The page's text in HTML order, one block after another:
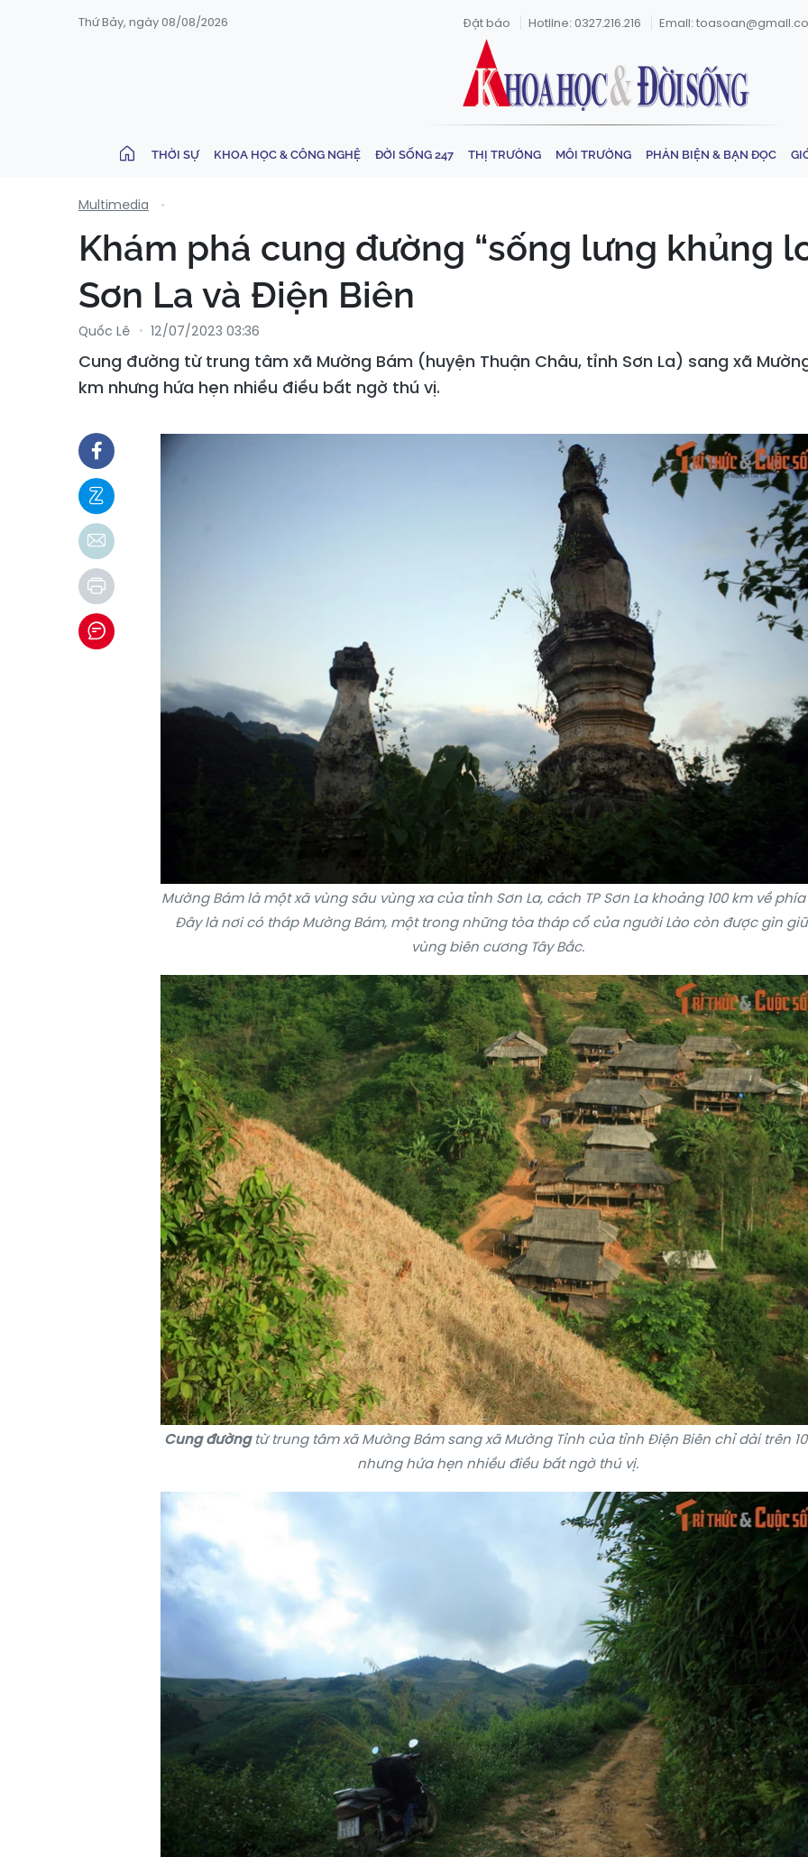
Thứ Bảy, ngày 08/08/2026 Đặt báo Hotline: 0327.216.216 Email:
THỜI SỰ KHOA HỌC & CÔNG NGHỆ ĐỜI SỐNG 247 THỊ TRƯỜNG MÔI TRƯỜNG PHẢN BIỆN & BẠN ĐỌC
Multimedia
Khám phá cung đường “sống lưng khủng
Sơn La và Điện Biên
Quốc Lê 12/07/2023 03:36
Cung đường từ trung tâm xã Mường Bám (huyện Thuận Châu, tỉnh Sơn La) sang xã
km nhưng hứa hẹn nhiều điều bất ngờ thú vị.
Mường Bám là một xã vùng sâu vùng xa của tỉnh Sơn La, cách TP Sơn La khoảng 100 km về phía
Đây là nơi có tháp Mường Bám, một trong những tòa tháp cổ của người Lào còn được gìn
vùng biên cương Tây Bắc.
Cung đườngtừ trung tâm xã Mường Bám sang xã Mường Tỉnh của tỉnh Điện Biên chỉ dài trên
nhưng hứa hẹn nhiều điều bất ngờ thú vị.